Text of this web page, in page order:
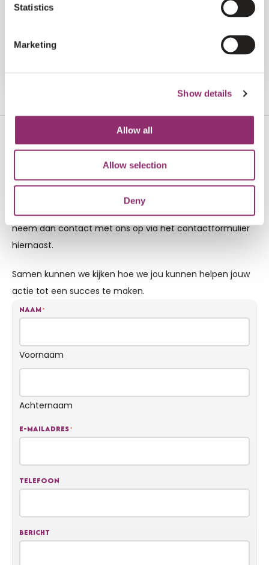
Statistics
Marketing
Show details
Allow all
Allow selection
Deny
€5.000
NEEMCONTACTMET ONS OP
Wil je ook in actie komen Voor Sara? Groot of klein, jong of
we zijn blij met alle acties!
je een goed idee en wil je nog even met ons overleggen,
neem dan contact met ons op via het contactformulier
hiernaast.
Samen kunnen we kijken hoe we jou kunnen helpen jouw
actie tot een succes te maken.
Naam *
Voornaam
Achternaam
E-mailadres*
Telefoon
Bericht